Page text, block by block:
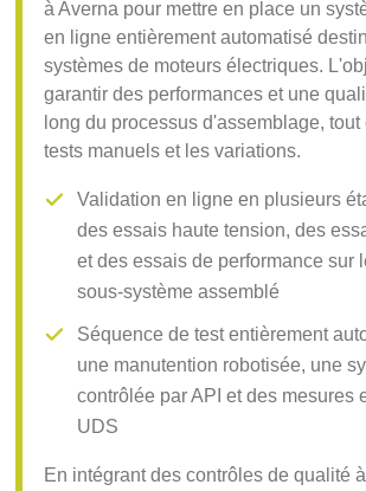
à Averna pour mettre en place un
en ligne entièrement automatisé
systèmes de moteurs électriques.
garantir des performances et une
long du processus d'assemblage,
tests manuels et les variations.
Validation en ligne en plusieurs
des essais haute tension, des
et des essais de performance sur
sous-système assemblé
Séquence de test entièrement
une manutention robotisée, une
contrôlée par API et des mesures
UDS
En intégrant des contrôles de qualité